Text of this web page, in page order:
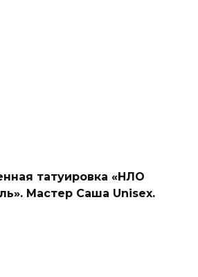
татуировка «НЛО
Мастер Саша Unisex.